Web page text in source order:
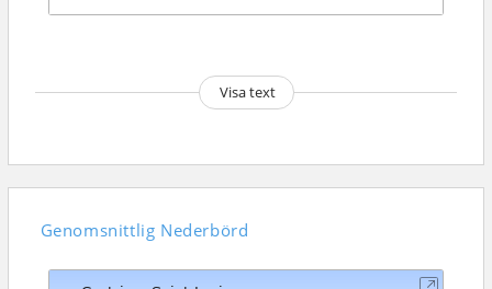
Visa text
Genomsnittlig Nederbörd